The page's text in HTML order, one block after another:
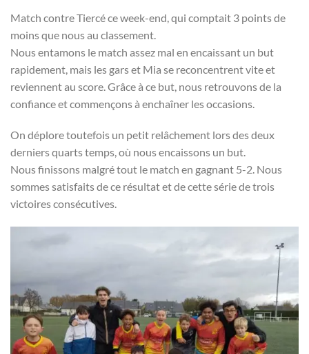
Match contre Tiercé ce week-end, qui comptait 3 points de
moins que nous au classement.
Nous entamons le match assez mal en encaissant un but
rapidement, mais les gars et Mia se reconcentrent vite et
reviennent au score. Grâce à ce but, nous retrouvons de la
confiance et commençons à enchaîner les occasions.
On déplore toutefois un petit relâchement lors des deux
derniers quarts temps, où nous encaissons un but.
Nous finissons malgré tout le match en gagnant 5-2. Nous
sommes satisfaits de ce résultat et de cette série de trois
victoires consécutives.